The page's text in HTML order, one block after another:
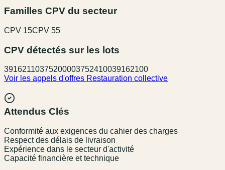
Familles CPV du secteur
CPV 15CPV 55
CPV détectés sur les lots
39162110375200003752410039162100
Voir les appels d'offres Restauration collective
Attendus Clés
Conformité aux exigences du cahier des charges
Respect des délais de livraison
Expérience dans le secteur d'activité
Capacité financière et technique